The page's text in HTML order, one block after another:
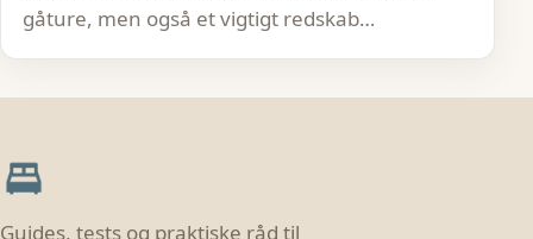
gåture, men også et vigtigt redskab…
Guides, tests og praktiske råd til